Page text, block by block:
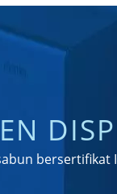
bersertifikat